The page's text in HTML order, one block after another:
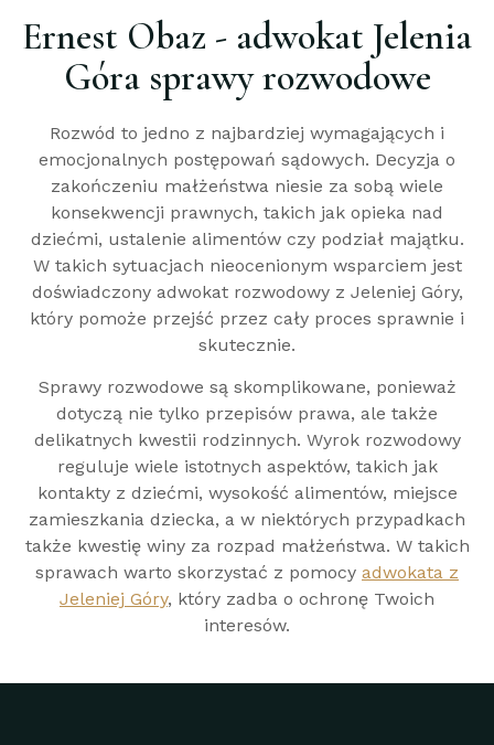
Ernest Obaz - adwokat Jelenia
Góra sprawy rozwodowe
Rozwód to jedno z najbardziej wymagających i
emocjonalnych postępowań sądowych. Decyzja o
zakończeniu małżeństwa niesie za sobą wiele
konsekwencji prawnych, takich jak opieka nad
dziećmi, ustalenie alimentów czy podział majątku.
W takich sytuacjach nieocenionym wsparciem jest
doświadczony adwokat rozwodowy z Jeleniej Góry,
który pomoże przejść przez cały proces sprawnie i
skutecznie.
Sprawy rozwodowe są skomplikowane, ponieważ
dotyczą nie tylko przepisów prawa, ale także
delikatnych kwestii rodzinnych. Wyrok rozwodowy
reguluje wiele istotnych aspektów, takich jak
kontakty z dziećmi, wysokość alimentów, miejsce
zamieszkania dziecka, a w niektórych przypadkach
także kwestię winy za rozpad małżeństwa. W takich
sprawach warto skorzystać z pomocy adwokata z
Jeleniej Góry, który zadba o ochronę Twoich
interesów.